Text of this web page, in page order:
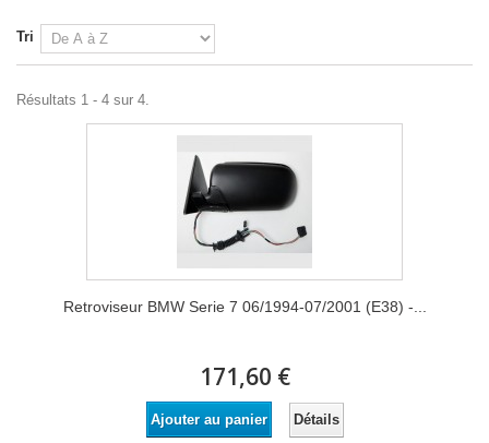
Tri
Résultats 1 - 4 sur 4.
Retroviseur BMW Serie 7 06/1994-07/2001 (E38) -...
171,60 €
Ajouter au panier Détails